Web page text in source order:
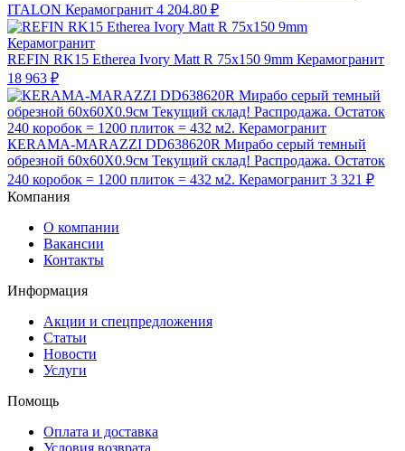
ITALON Керамогранит 4 204.80 ₽
REFIN RK15 Etherea Ivory Matt R 75x150 9mm Керамогранит
18 963 ₽
КЕRAMA-MARAZZI DD638620R Мирабо серый темный
обрезной 60х60X0.9см Текущий склад! Распродажа. Остаток
240 коробок = 1200 плиток = 432 м2. Керамогранит 3 321 ₽
Компания
О компании
Вакансии
Контакты
Информация
Акции и спецпредложения
Статьи
Новости
Услуги
Помощь
Оплата и доставка